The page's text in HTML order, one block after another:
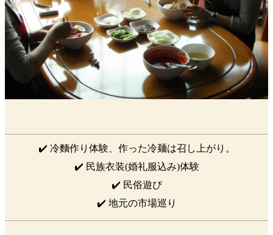
✔️ 冷麵作り体験、作った冷麺は召し上がり。
✔️ 民族衣装(婚礼服込み)体験
✔️ 民俗遊び
✔️ 地元の市場巡り